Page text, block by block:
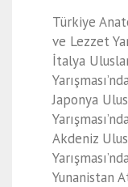
Türkiye
ve Lezzet
İtalya
Japonya
Akdeniz
Yunanistan